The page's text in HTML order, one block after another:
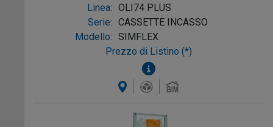
Linea: OLI74 PLUS
Serie: CASSETTE INCASSO
Modello: SIMFLEX
Prezzo di Listino (*)